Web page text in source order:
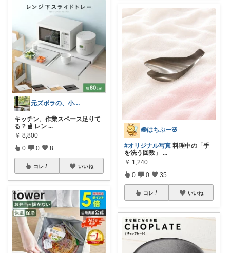
元ズボラの、小さなリセット習慣🌱
キッチン、作業スペース足りて
る？🫕 レン ...
￥ 8,800
0 0 8
コレ いいね
🐝はちぷー🌸
#オリジナル写真 料理中の「手
を洗う回数」
...
￥ 1,240
0 0 35
コレ いいね